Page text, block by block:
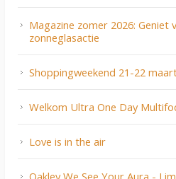
Magazine zomer 2026: Geniet
zonneglasactie
Shoppingweekend 21-22
Welkom Ultra One Day
Love is in the air